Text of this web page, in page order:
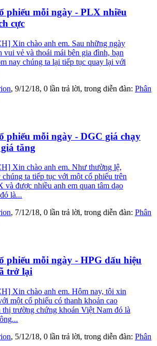
phiếu mỗi ngày - PLX nhiều
cực
Xin chào anh em. Sau những ngày
vui vẻ và thoái mái bên gia đình, bạn
nay chúng ta lại tiếp tục quay lại với
, 9/12/18, 0 lần trả lời, trong diễn đàn: Phân
phiếu mỗi ngày - DGC giá chạy
tăng
Xin chào anh em. Như thường lệ,
chúng ta tiếp tục với một cổ phiếu trên
và được nhiều anh em quan tâm dạo
là...
, 7/12/18, 0 lần trả lời, trong diễn đàn: Phân
phiếu mỗi ngày - HPG dấu hiệu
trở lại
Xin chào anh em. Hôm nay, tôi xin
một cổ phiếu có thanh khoản cao
thị trường chứng khoán Việt Nam đó là
, 5/12/18, 0 lần trả lời, trong diễn đàn: Phân